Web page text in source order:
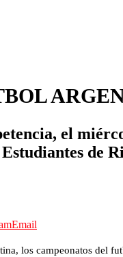
el
de
Email
los campeonatos del